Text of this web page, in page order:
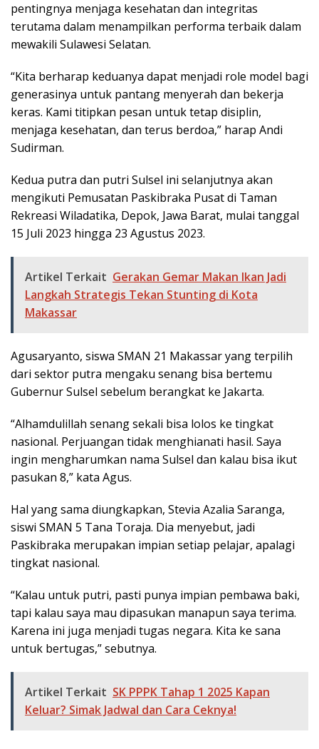
pentingnya menjaga kesehatan dan integritas
terutama dalam menampilkan performa terbaik dalam
mewakili Sulawesi Selatan.
“Kita berharap keduanya dapat menjadi role model bagi
generasinya untuk pantang menyerah dan bekerja
keras. Kami titipkan pesan untuk tetap disiplin,
menjaga kesehatan, dan terus berdoa,” harap Andi
Sudirman.
Kedua putra dan putri Sulsel ini selanjutnya akan
mengikuti Pemusatan Paskibraka Pusat di Taman
Rekreasi Wiladatika, Depok, Jawa Barat, mulai tanggal
15 Juli 2023 hingga 23 Agustus 2023.
Artikel Terkait Gerakan Gemar Makan Ikan Jadi
Langkah Strategis Tekan Stunting di Kota
Makassar
Agusaryanto, siswa SMAN 21 Makassar yang terpilih
dari sektor putra mengaku senang bisa bertemu
Gubernur Sulsel sebelum berangkat ke Jakarta.
“Alhamdulillah senang sekali bisa lolos ke tingkat
nasional. Perjuangan tidak menghianati hasil. Saya
ingin mengharumkan nama Sulsel dan kalau bisa ikut
pasukan 8,” kata Agus.
Hal yang sama diungkapkan, Stevia Azalia Saranga,
siswi SMAN 5 Tana Toraja. Dia menyebut, jadi
Paskibraka merupakan impian setiap pelajar, apalagi
tingkat nasional.
“Kalau untuk putri, pasti punya impian pembawa baki,
tapi kalau saya mau dipasukan manapun saya terima.
Karena ini juga menjadi tugas negara. Kita ke sana
untuk bertugas,” sebutnya.
Artikel Terkait SK PPPK Tahap 1 2025 Kapan
Keluar? Simak Jadwal dan Cara Ceknya!